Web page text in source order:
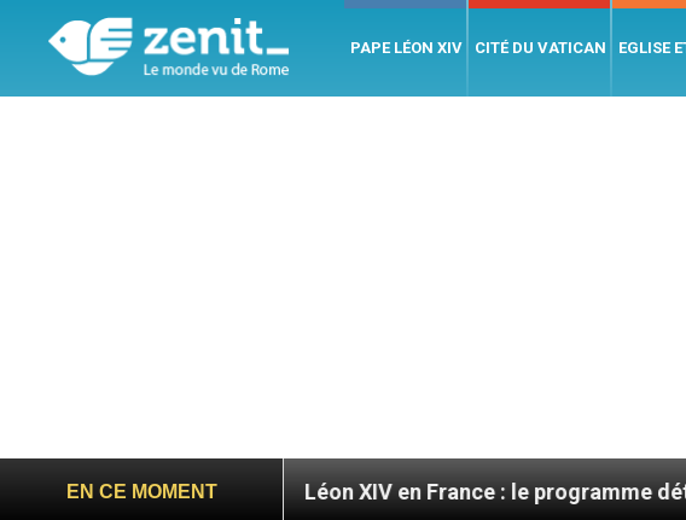
PAPE LÉON XIV CITÉ DU VATICAN EGLISE
EN CE MOMENT
Léon XIV en France : le programme détaillé de sa